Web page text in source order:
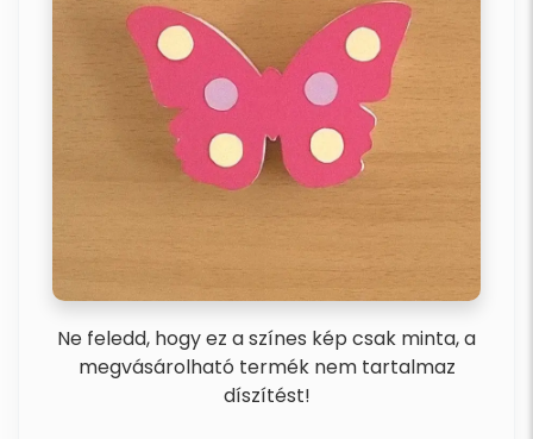
Ne feledd, hogy ez a színes kép csak minta, a
megvásárolható termék nem tartalmaz
díszítést!